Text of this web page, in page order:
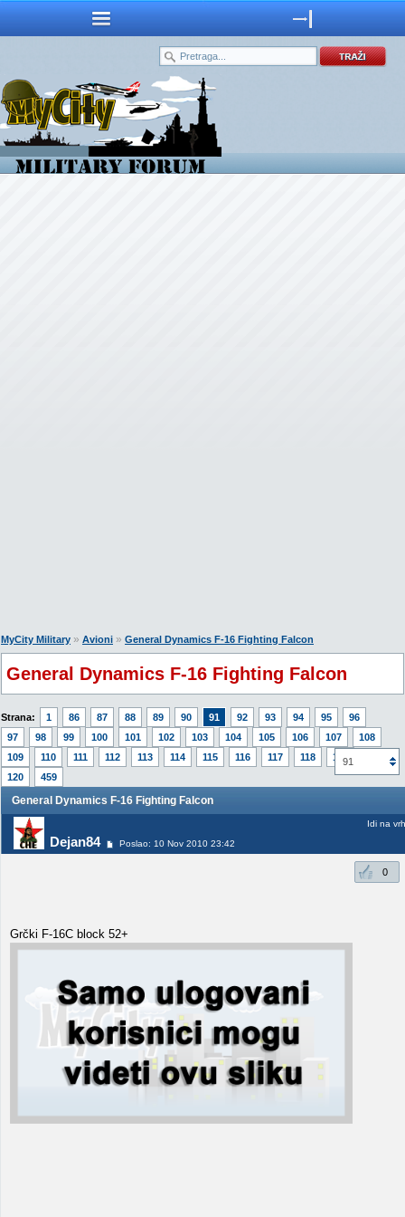
MyCity Military » Avioni » General Dynamics F-16 Fighting Falcon
General Dynamics F-16 Fighting Falcon
Strana: 1 86 87 88 89 90 91 92 93 94 95
96
97
98 99 100 101 102 103 104 105 106 107
108
109
110 111 112 113 114 115 116 117 118
119
120
459
91
General Dynamics F-16 Fighting Falcon
Dejan84 Poslao: 10 Nov 2010 23:42
Idi na vrh
0
Grčki F-16C block 52+